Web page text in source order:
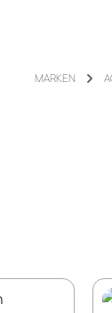
MARKEN